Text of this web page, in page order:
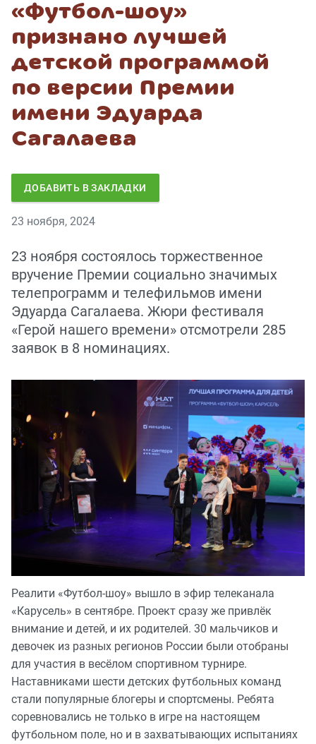
«Футбол-шоу»
признано лучшей
детской программой
по версии Премии
имени Эдуарда
Сагалаева
ДОБАВИТЬ В ЗАКЛАДКИ
23 ноября, 2024
23 ноября состоялось торжественное
вручение Премии социально значимых
телепрограмм и телефильмов имени
Эдуарда Сагалаева. Жюри фестиваля
«Герой нашего времени» отсмотрели 285
заявок в 8 номинациях.
Реалити «Футбол-шоу» вышло в эфир телеканала
«Карусель» в сентябре. Проект сразу же привлёк
внимание и детей, и их родителей. 30 мальчиков и
девочек из разных регионов России были отобраны
для участия в весёлом спортивном турнире.
Наставниками шести детских футбольных команд
стали популярные блогеры и спортсмены. Ребята
соревновались не только в игре на настоящем
футбольном поле, но и в захватывающих испытаниях